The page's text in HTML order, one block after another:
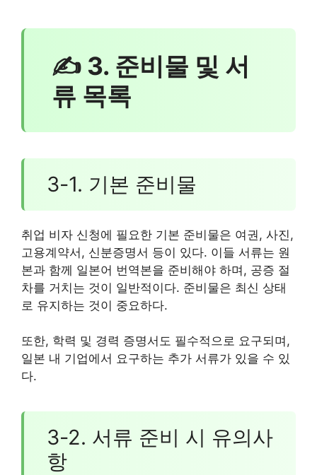
✍ 3. 준비물 및 서
류 목록
3-1. 기본 준비물
취업 비자 신청에 필요한 기본 준비물은 여권, 사진,
고용계약서, 신분증명서 등이 있다. 이들 서류는 원
본과 함께 일본어 번역본을 준비해야 하며, 공증 절
차를 거치는 것이 일반적이다. 준비물은 최신 상태
로 유지하는 것이 중요하다.
또한, 학력 및 경력 증명서도 필수적으로 요구되며,
일본 내 기업에서 요구하는 추가 서류가 있을 수 있
다.
3-2. 서류 준비 시 유의사
항